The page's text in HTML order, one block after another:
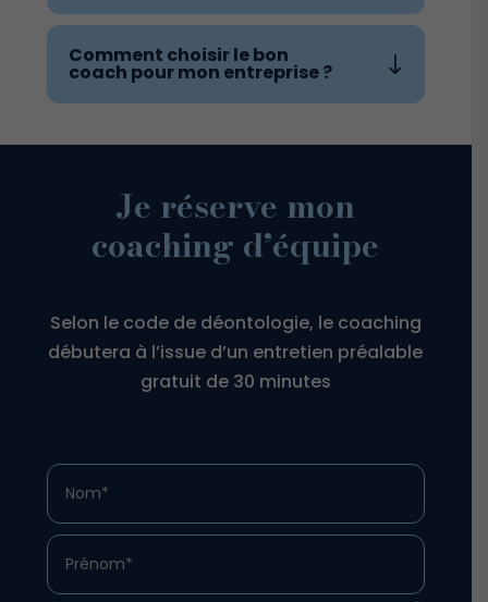
Comment choisir le bon
coach pour mon entreprise ?
Je réserve mon
coaching d’équipe
Selon le code de déontologie, le coaching
débutera à l’issue d’un entretien préalable
gratuit de 30 minutes